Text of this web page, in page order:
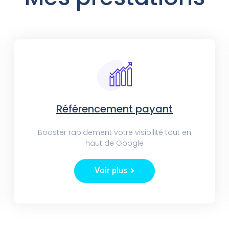
Référencement payant
Booster rapidement votre visibilité tout en
haut de Google
Voir plus